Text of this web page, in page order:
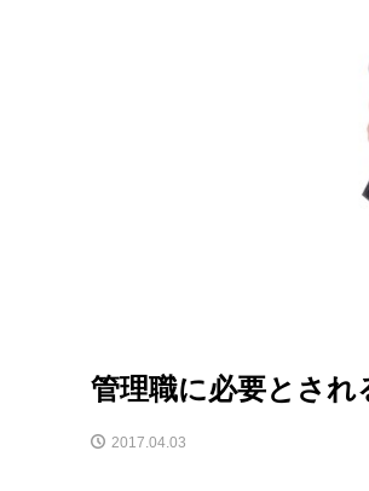
管理職に必要とされ
2017.04.03